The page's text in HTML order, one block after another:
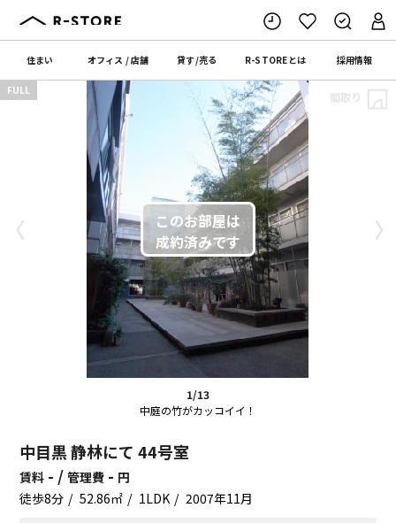
住まい オフィス /店舗 貸す/売る R-STOREとは 採用情報
1/13
中庭の竹がカッコイイ！
〈 〉
FULL 間取り
中目黒 静林にて 44号室
賃料 - /管理費 - 円
徒歩8分
52.86㎡ 1LDK 2007年11月